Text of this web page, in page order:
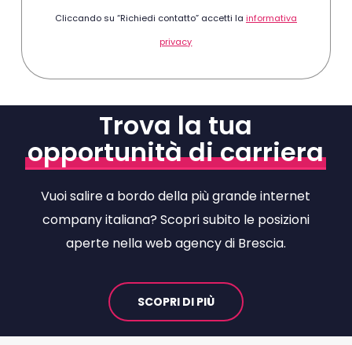
Cliccando su “Richiedi contatto” accetti la informativa
privacy
Trova la tua
opportunità di carriera
Vuoi salire a bordo della più grande internet
company italiana? Scopri subito le posizioni
aperte nella web agency di Brescia.
SCOPRI DI PIÙ